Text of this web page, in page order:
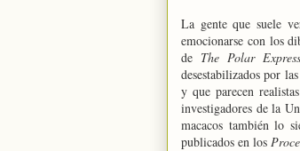
La gente que suele
emocionarse con los
de The Polar Express
desestabilizados por
y que parecen
investigadores dela
macacos también lo
publicados en los